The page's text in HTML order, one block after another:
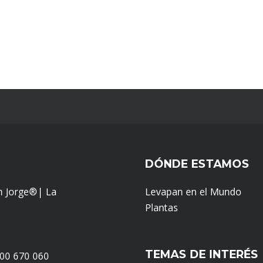
Jorge® | La
670 060
DÓNDE ESTAMOS
Levapan en el Mundo
Plantas
TEMAS DE INTERÉS